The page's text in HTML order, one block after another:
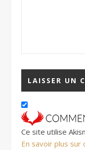
Ce site utilise
En savoir plus